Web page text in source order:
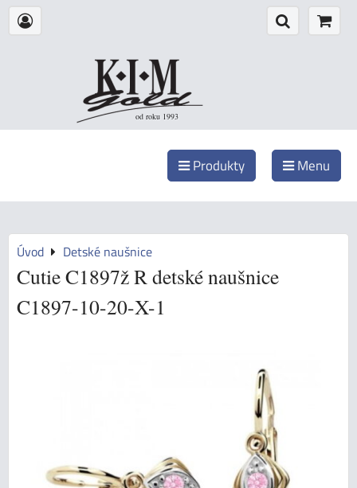
od roku 1993
Produkty Menu
Úvod Detské naušnice
Cutie C1897ž R detské naušnice
C1897-10-20-X-1